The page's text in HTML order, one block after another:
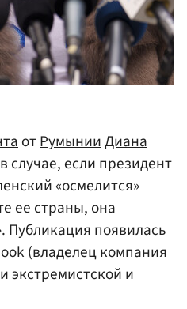
отРумынииДиана
случае, если президент
«осмелится»
ее страны, она
Публикация появилась
(владелец компания
экстремистской и